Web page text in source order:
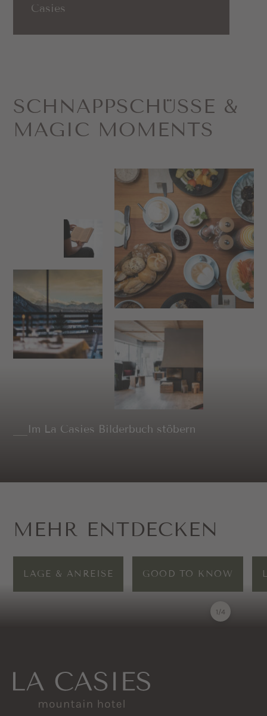
Casies
SCHNAPP­SCHÜSSE &
MAGIC MOMENTS
Im La Casies Bilderbuch stöbern
MEHR ENTDECKEN
LAGE & ANREISE GOOD TO KNOW
1/4